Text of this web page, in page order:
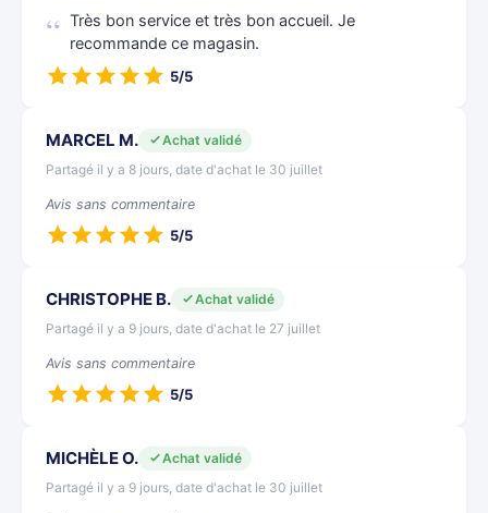
Très bon service et très bon accueil. Je
recommande ce magasin.
5/5
MARCEL M.
Achat validé
Partagé il y a 8 jours, date d'achat le 30 juillet
Avis sans commentaire
5/5
CHRISTOPHE B.
Achat validé
Partagé il y a 9 jours, date d'achat le 27 juillet
Avis sans commentaire
5/5
MICHÈLE O.
Achat validé
Partagé il y a 9 jours, date d'achat le 30 juillet